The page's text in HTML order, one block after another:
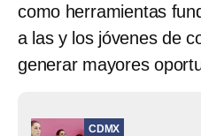
como herramientas
a las y los jóvenes de
generar mayores
CDMX